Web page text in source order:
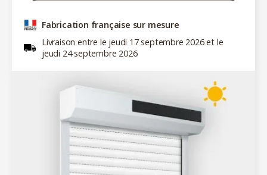
Fabrication française sur mesure
Livraison entre le jeudi 17 septembre 2026 et le
jeudi 24 septembre 2026